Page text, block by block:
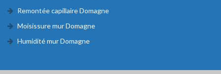
Remontée capillaire Domagne
Moisissure mur Domagne
Humidité mur Domagne